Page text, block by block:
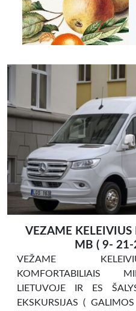
VEZAME
MB ( 9- 21-
VEŽAME
KOMFORTABILIAIS
LIETUVOJE IR ES
EKSKURSIJAS (